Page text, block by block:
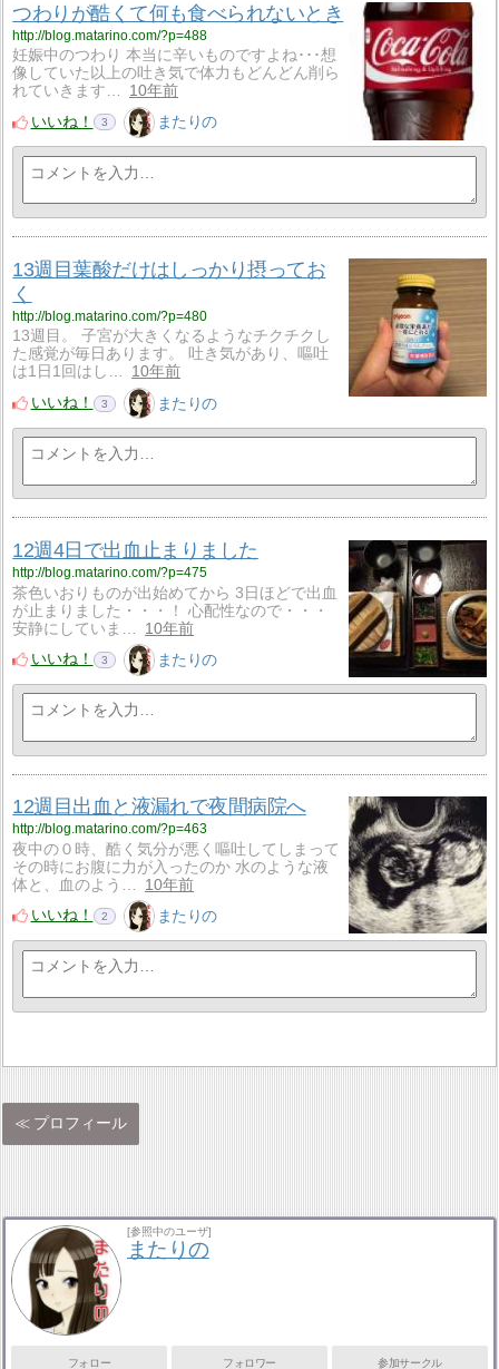
つわりが酷くて何も食べられないとき
http://blog.matarino.com/?p=488
妊娠中のつわり 本当に辛いものですよね･･･想
像していた以上の吐き気で体力もどんどん削ら
れていきます…
10年前
いいね！
3 またりの
13週目葉酸だけはしっかり摂ってお
く
http://blog.matarino.com/?p=480
13週目。 子宮が大きくなるようなチクチクし
た感覚が毎日あります。 吐き気があり、嘔吐
は1日1回はし…
10年前
いいね！
3 またりの
12週4日で出血止まりました
http://blog.matarino.com/?p=475
茶色いおりものが出始めてから 3日ほどで出血
が止まりました・・・！ 心配性なので・・・
安静にしていま…
10年前
いいね！
3 またりの
12週目出血と液漏れで夜間病院へ
http://blog.matarino.com/?p=463
夜中の０時、酷く気分が悪く嘔吐してしまって
その時にお腹に力が入ったのか 水のような液
体と、血のよう…
10年前
いいね！
2 またりの
プロフィール
[参照中のユーザ]
またりの
フォロー フォロワー 参加サークル